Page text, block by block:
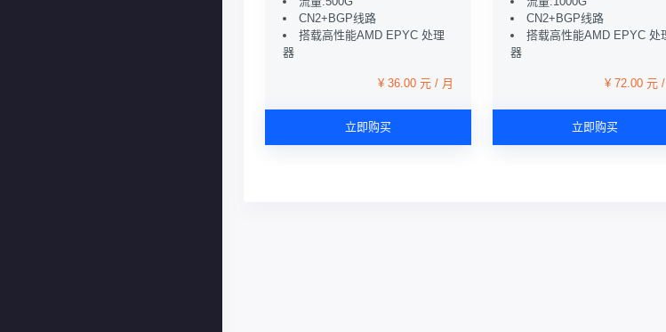
CN2+BGP线路
搭载高性能AMD EPYC 处理
器
¥ 36.00 元 / 月
立即购买
CN2+BGP线路
搭载高性能AMD EPYC 处
器
¥ 72.00 元 /
立即购买